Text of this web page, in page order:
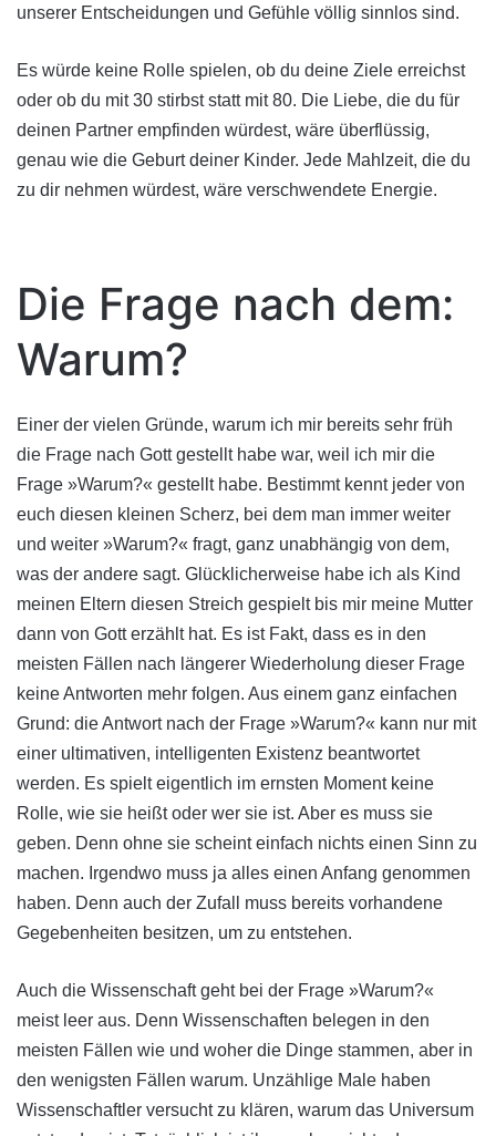
unserer Entscheidungen und Gefühle völlig sinnlos sind.
Es würde keine Rolle spielen, ob du deine Ziele erreichst
oder ob du mit 30 stirbst statt mit 80. Die Liebe, die du für
deinen Partner empfinden würdest, wäre überflüssig,
genau wie die Geburt deiner Kinder. Jede Mahlzeit, die du
zu dir nehmen würdest, wäre verschwendete Energie.
Die Frage nach dem:
Warum?
Einer der vielen Gründe, warum ich mir bereits sehr früh
die Frage nach Gott gestellt habe war, weil ich mir die
Frage »Warum?« gestellt habe. Bestimmt kennt jeder von
euch diesen kleinen Scherz, bei dem man immer weiter
und weiter »Warum?« fragt, ganz unabhängig von dem,
was der andere sagt. Glücklicherweise habe ich als Kind
meinen Eltern diesen Streich gespielt bis mir meine Mutter
dann von Gott erzählt hat. Es ist Fakt, dass es in den
meisten Fällen nach längerer Wiederholung dieser Frage
keine Antworten mehr folgen. Aus einem ganz einfachen
Grund: die Antwort nach der Frage »Warum?« kann nur mit
einer ultimativen, intelligenten Existenz beantwortet
werden. Es spielt eigentlich im ernsten Moment keine
Rolle, wie sie heißt oder wer sie ist. Aber es muss sie
geben. Denn ohne sie scheint einfach nichts einen Sinn zu
machen. Irgendwo muss ja alles einen Anfang genommen
haben. Denn auch der Zufall muss bereits vorhandene
Gegebenheiten besitzen, um zu entstehen.
Auch die Wissenschaft geht bei der Frage »Warum?«
meist leer aus. Denn Wissenschaften belegen in den
meisten Fällen wie und woher die Dinge stammen, aber in
den wenigsten Fällen warum. Unzählige Male haben
Wissenschaftler versucht zu klären, warum das Universum